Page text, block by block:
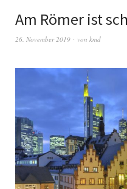
Am Römer ist
26. November 2019 von kmd